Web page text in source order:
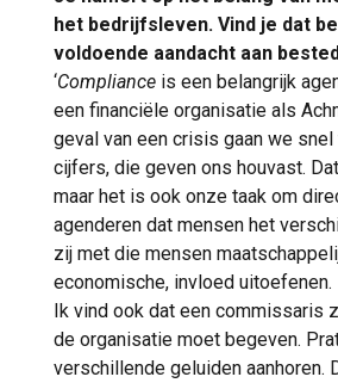
het bedrijfsleven. Vind je dat
voldoende aandacht aan
‘Compliance is een belangrijk
een financiële organisatie als
geval van een crisis gaan we snel
cijfers, die geven ons houvast.
maar het is ook onze taak om
agenderen dat mensen het
zij met die mensen
economische, invloed uitoefenen.
Ik vind ook dat een commissaris
de organisatie moet begeven.
verschillende geluiden aanhoren.